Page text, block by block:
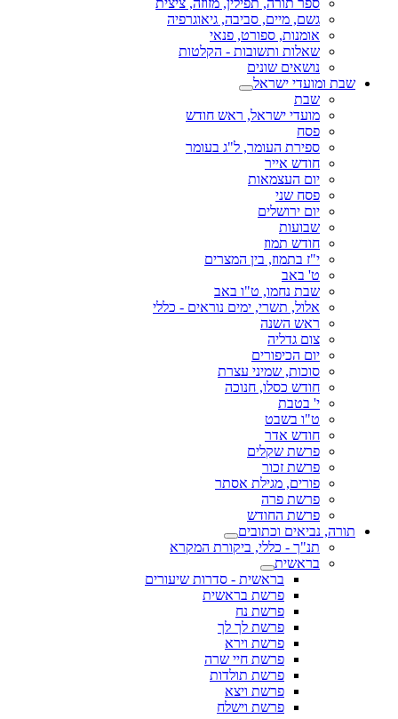
ספר תורה, תפילין, מזוזה, ציצית
גשם, מיים, סביבה, גיאוגרפיה
אומנות, ספורט, פנאי
שאלות ותשובות - הקלטות
נושאים שונים
שבת ומועדי ישראל
שבת
מועדי ישראל, ראש חודש
פסח
ספירת העומר, ל"ג בעומר
חודש אייר
יום העצמאות
פסח שני
יום ירושלים
שבועות
חודש תמוז
י"ז בתמוז, בין המצרים
ט' באב
שבת נחמו, ט"ו באב
אלול, תשרי, ימים נוראים - כללי
ראש השנה
צום גדליה
יום הכיפורים
סוכות, שמיני עצרת
חודש כסלו, חנוכה
י' בטבת
ט"ו בשבט
חודש אדר
פרשת שקלים
פרשת זכור
פורים, מגילת אסתר
פרשת פרה
פרשת החודש
תורה, נביאים וכתובים
תנ"ך - כללי, ביקורת המקרא
בראשית
בראשית - סדרות שיעורים
פרשת בראשית
פרשת נח
פרשת לך לך
פרשת וירא
פרשת חיי שרה
פרשת תולדות
פרשת ויצא
פרשת וישלח